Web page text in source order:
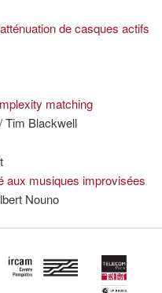
de casques actifs
matching
Tim Blackwell
aux musiques improvisées
Nouno